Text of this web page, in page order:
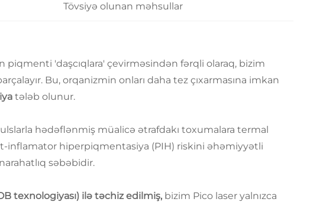
Tövsiyə olunan məhsullar
piqmenti 'daşcıqlara' çevirməsindən fərqli olaraq, bizim
Bu, orqanizmin onları daha tez çıxarmasına imkan
tələb olunur.
hədəflənmiş müalicə ətrafdakı toxumalara termal
inflamator hiperpiqmentasiya (PIH) riskini əhəmiyyətli
səbəbidir.
texnologiyası) ilə təchiz edilmiş, bizim Pico laser yalnızca